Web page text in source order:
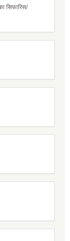
सिफारिस/